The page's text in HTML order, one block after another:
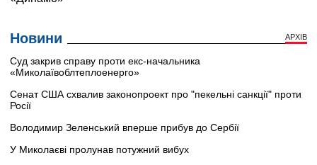
Новини АРХІВ
Суд закрив справу проти екс-начальника
«Миколаївоблтеплоенерго»
Сенат США схвалив законопроект про "пекельні санкції" проти
Росії
Володимир Зеленський вперше прибув до Сербії
У Миколаєві пролунав потужний вибух